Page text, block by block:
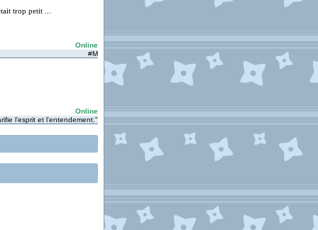
trop petit ...
Online
#M
Online
l'esprit et l'entendement."